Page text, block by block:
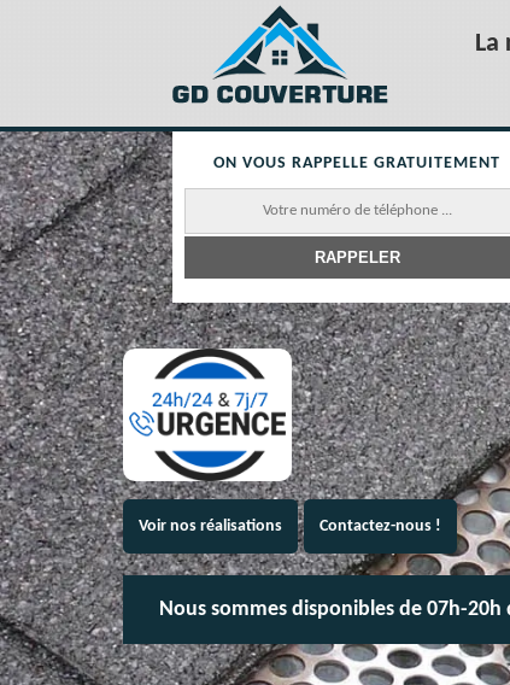
La
Voir nos réalisations Contactez-nous !
Nous sommes disponibles de 07h-
ON VOUS RAPPELLE GRATUITEMENT